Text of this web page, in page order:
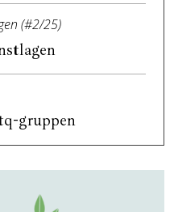
(#2/25)
gruppen